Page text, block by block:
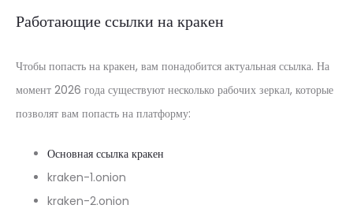
Работающие ссылки на кракен
Чтобы попасть на кракен, вам понадобится актуальная ссылка. На
момент 2026 года существуют несколько рабочих зеркал, которые
позволят вам попасть на платформу:
Основная ссылка кракен
kraken-1.onion
kraken-2.onion